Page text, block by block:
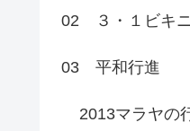
02 ３・１ビキ
03 平和行進
2013マラヤの